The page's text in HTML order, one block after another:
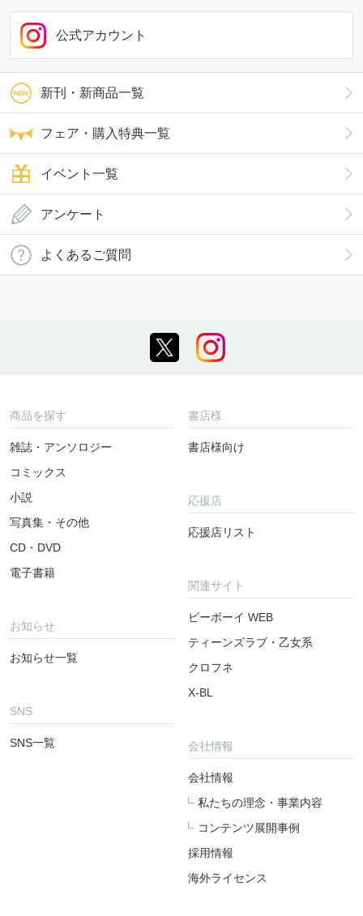
新刊・新商品一覧
フェア・購入特典一覧
イベント一覧
公式アカウント
アンケート
よくあるご質問
商品を探す
雑誌・アンソロジー
コミックス
小説
写真集・その他
CD・DVD
電子書籍
お知らせ
お知らせ一覧
SNS
SNS一覧
書店様
書店様向け
応援店
応援店リスト
関連サイト
ビーボーイ WEB
ティーンズラブ・乙女系
クロフネ
X-BL
会社情報
会社情報
私たちの理念・事業内容
コンテンツ展開事例
採用情報
海外ライセンス